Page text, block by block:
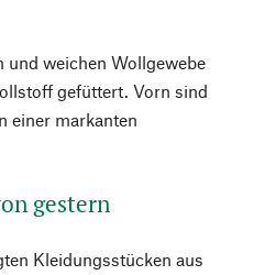
und weichen Wollgewebe
gefüttert. Vorn sind
einer markanten
gestern
Kleidungsstücken aus